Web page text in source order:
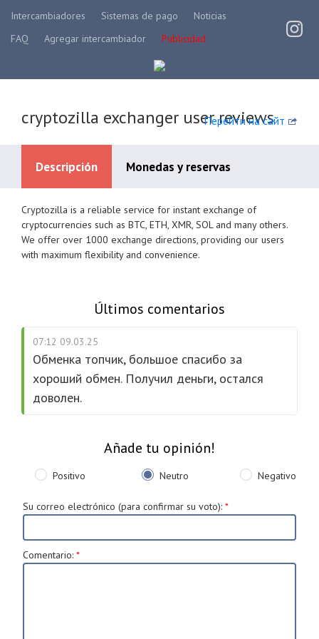
Intercambiadores Sistemas de pago
Noticias
FAQ
Agregar intercambiador Publicidad
Перейти на сайт
cryptozilla exchanger user reviews
Descripción Monedas y reservas
Systèmes de paiement disponibles
Cryptozilla is a reliable service for instant exchange of
cryptocurrencies such as BTC, ETH, XMR, SOL and many others.
We offer over 1000 exchange directions, providing our users
with maximum flexibility and convenience.
Últimos comentarios
07:12 09.03.25
Обменка топчик, большое спасибо за
хороший обмен. Получил деньги, остался
доволен.
Añade tu opinión!
Positivo Neutro Negativo
Su correo electrónico (para confirmar su voto): *
Comentario: *